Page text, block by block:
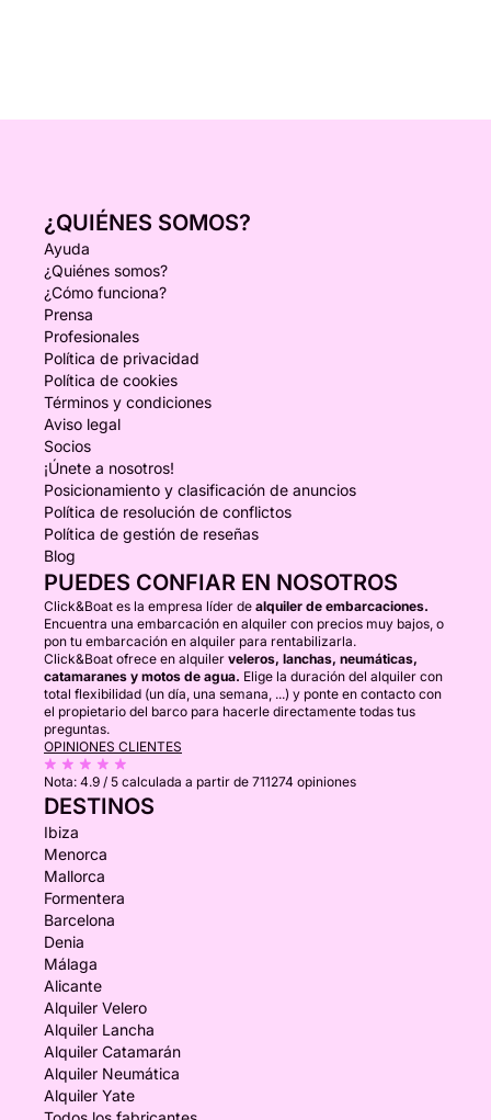
¿QUIÉNES SOMOS?
Ayuda
¿Quiénes somos?
¿Cómo funciona?
Prensa
Profesionales
Política de privacidad
Política de cookies
Términos y condiciones
Aviso legal
Socios
¡Únete a nosotros!
Posicionamiento y clasificación de anuncios
Política de resolución de conflictos
Política de gestión de reseñas
Blog
PUEDES CONFIAR EN NOSOTROS
Click&Boat es la empresa líder de alquiler de embarcaciones.
Encuentra una embarcación en alquiler con precios muy bajos, o
pon tu embarcación en alquiler para rentabilizarla.
Click&Boat ofrece en alquiler veleros, lanchas, neumáticas,
catamaranes y motos de agua. Elige la duración del alquiler con
total flexibilidad (un día, una semana, ...) y ponte en contacto con
el propietario del barco para hacerle directamente todas tus
preguntas.
OPINIONES CLIENTES
Nota: 4.9 / 5 calculada a partir de 711274 opiniones
DESTINOS
Ibiza
Menorca
Mallorca
Formentera
Barcelona
Denia
Málaga
Alicante
Alquiler Velero
Alquiler Lancha
Alquiler Catamarán
Alquiler Neumática
Alquiler Yate